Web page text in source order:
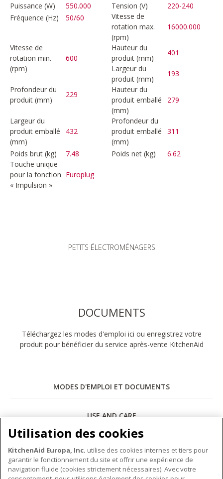
Puissance (W) 550.000 Tension (V)
220-240
Fréquence (Hz)
50/60
Vitesse de
rotation max.
(rpm)
16000.000
Vitesse de
rotation min.
(rpm)
600
Hauteur du
produit (mm)
401
Largeur du
produit (mm)
193
Profondeur du
produit (mm)
229
Hauteur du
produit emballé
(mm)
279
Largeur du
produit emballé
(mm)
432
Profondeur du
produit emballé
(mm)
311
Poids brut (kg) 7.48 Poids net (kg)
6.62
Touche unique
pour la fonction
« Impulsion »
Europlug
PETITS ÉLECTROMÉNAGERS
DOCUMENTS
Téléchargez les modes d'emploi ici ou enregistrez votre
produit pour bénéficier du service après-vente KitchenAid
MODES D'EMPLOI ET DOCUMENTS
USE AND CARE
Télécharger
Utilisation des cookies
KitchenAid Europa, Inc. utilise des cookies internes et tiers pour
garantir le fonctionnement du site et offrir une expérience de
navigation fluide (cookies strictement nécessaires). Avec votre